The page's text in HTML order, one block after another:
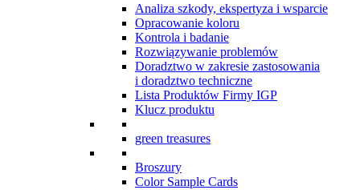
Analiza szkody, ekspertyza i wsparcie
Opracowanie koloru
Kontrola i badanie
Rozwiązywanie problemów
Doradztwo w zakresie zastosowania
i doradztwo techniczne
Lista Produktów Firmy IGP
Klucz produktu
green treasures
Broszury
Color Sample Cards